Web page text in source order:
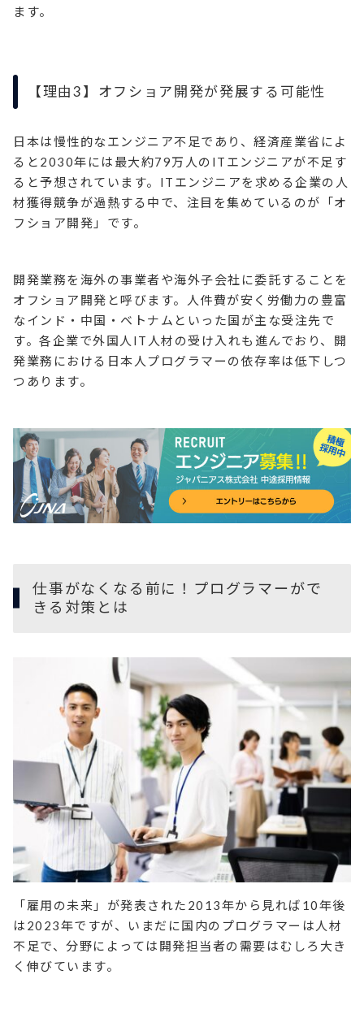
ます。
【理由3】オフショア開発が発展する可能性
日本は慢性的なエンジニア不足であり、経済産業省によ
ると2030年には最大約79万人のITエンジニアが不足す
ると予想されています。ITエンジニアを求める企業の人
材獲得競争が過熱する中で、注目を集めているのが「オ
フショア開発」です。
開発業務を海外の事業者や海外子会社に委託することを
オフショア開発と呼びます。人件費が安く労働力の豊富
なインド・中国・ベトナムといった国が主な受注先で
す。各企業で外国人IT人材の受け入れも進んでおり、開
発業務における日本人プログラマーの依存率は低下しつ
つあります。
仕事がなくなる前に！プログラマーがで
きる対策とは
「雇用の未来」が発表された2013年から見れば10年後
は2023年ですが、いまだに国内のプログラマーは人材
不足で、分野によっては開発担当者の需要はむしろ大き
く伸びています。